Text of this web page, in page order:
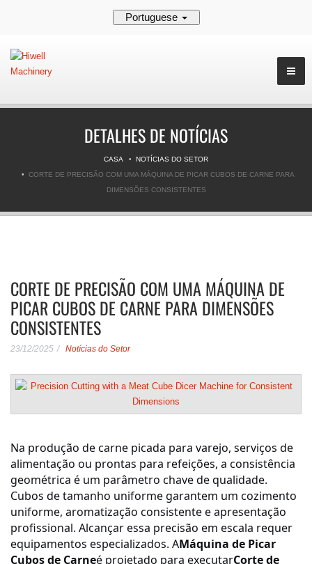
Portuguese
DETALHES DE NOTÍCIAS
CASA
NOTÍCIAS DO SETOR
CORTE DE PRECISÃO COM UMA MÁQUINA DE PICAR CUBOS DE CARNE PARA
DIMENSÕES CONSISTENTES
CORTE DE PRECISÃO COM UMA MÁQUINA DE
PICAR CUBOS DE CARNE PARA DIMENSÕES
CONSISTENTES
23/12/2025 Notícias do Setor